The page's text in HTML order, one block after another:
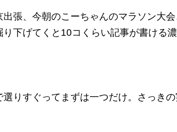
出張、今朝のこーちゃんのマラソン大
り下げてくと10コくらい記事が書ける
選りすぐってまずは一つだけ。さっき